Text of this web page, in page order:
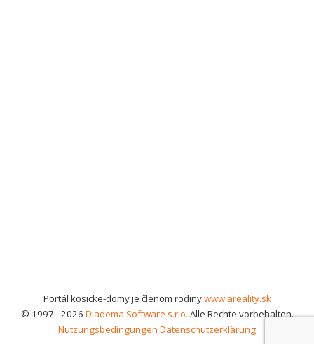
Portál kosicke-domy je členom rodinywww.areality.sk
© 1997 - 2026 Diadema Software s.r.o. Alle Rechte vorbehalten.
Nutzungsbedingungen Datenschutzerklärung